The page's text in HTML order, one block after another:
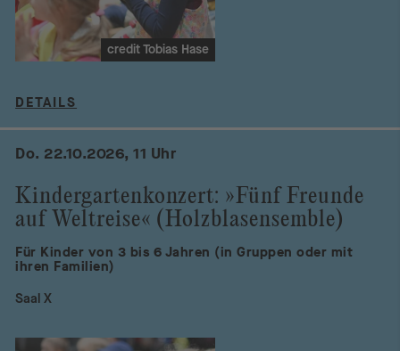
credit Tobias Hase
DETAILS
Kindergartenkonzert: »Fünf Freunde
auf Weltreise« (Holzblasensemble)
Für Kinder von 3 bis 6 Jahren (in Gruppen oder mit
ihren Familien)
Do. 22.10.2026, 11 Uhr
Saal X